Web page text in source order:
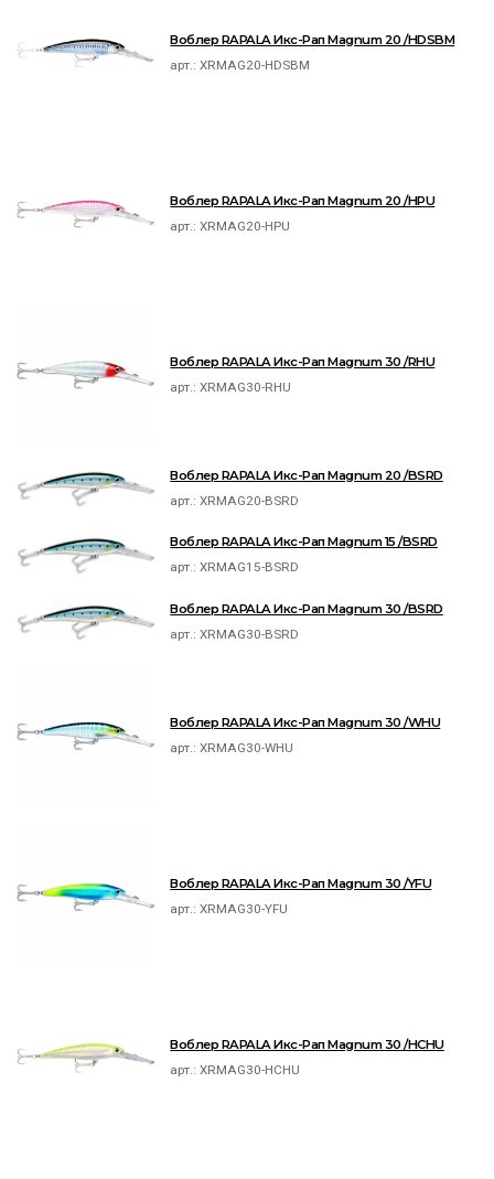
Воблер RAPALA Икс-Рап Magnum 20 /HDSBM
арт.:XRMAG20-HDSBM
Воблер RAPALA Икс-Рап Magnum 20 /HPU
арт.:XRMAG20-HPU
Воблер RAPALA Икс-Рап Magnum 30 /RHU
арт.:XRMAG30-RHU
Воблер RAPALA Икс-Рап Magnum 20 /BSRD
арт.:XRMAG20-BSRD
Воблер RAPALA Икс-Рап Magnum 15 /BSRD
арт.:XRMAG15-BSRD
Воблер RAPALA Икс-Рап Magnum 30 /BSRD
арт.:XRMAG30-BSRD
Воблер RAPALA Икс-Рап Magnum 30 /WHU
арт.:XRMAG30-WHU
Воблер RAPALA Икс-Рап Magnum 30 /YFU
арт.:XRMAG30-YFU
Воблер RAPALA Икс-Рап Magnum 30 /HCHU
арт.:XRMAG30-HCHU